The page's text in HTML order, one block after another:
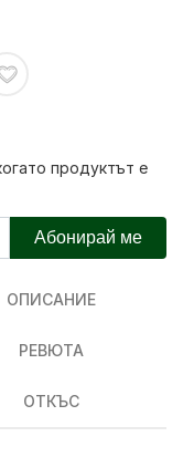
продуктът е
Абонирай ме
ОПИСАНИЕ
РЕВЮТА
ОТКЪС